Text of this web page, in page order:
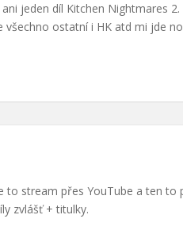
jeden díl Kitchen Nightmares 2.
ostatní i HK atd mi jde
to stream přes YouTube a ten to
zvlášť + titulky.